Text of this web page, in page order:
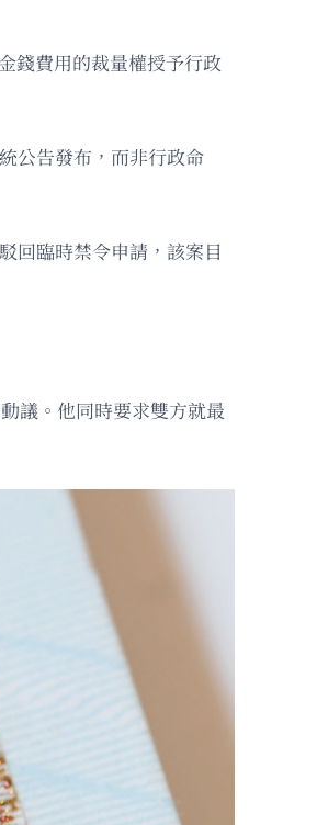
錢費用的裁量權授予行政
公告發布，而非行政命
回臨時禁令申請，該案目
議。他同時要求雙方就最